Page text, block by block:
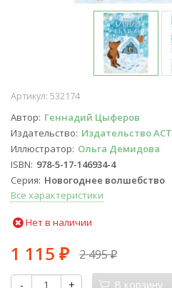
Артикул: 532174
Автор Геннадий Цыферов
Издательство Издательство АСТ
Иллюстратор Ольга Демидова
ISBN 978-5-17-146934-4
Серия Новогоднее волшебство
Все характеристики
Нет в наличии
1 115 ₽ 2 495₽
- + В корзину